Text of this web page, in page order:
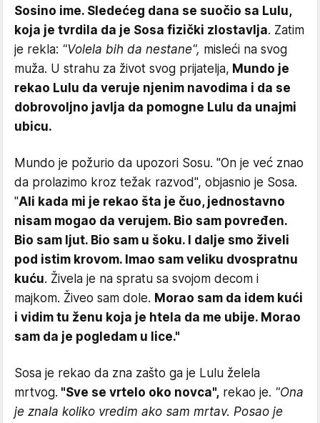
Sosino ime. Sledećeg dana se suočio sa Lulu,
koja je tvrdila da je Sosa fizički zlostavlja. Zatim
je rekla: "Volela bih da nestane", misleći na svog
muža. U strahu za život svog prijatelja, Mundo je
rekao Lulu da veruje njenim navodima i da se
dobrovoljno javlja da pomogne Lulu da unajmi
ubicu.
Mundo je požurio da upozori Sosu. "On je već znao
da prolazimo kroz težak razvod", objasnio je Sosa.
"Ali kada mi je rekao šta je čuo, jednostavno
nisam mogao da verujem. Bio sam povređen.
Bio sam ljut. Bio sam u šoku. I dalje smo živeli
pod istim krovom. Imao sam veliku dvospratnu
kuću. Živela je na spratu sa svojom decom i
majkom. Živeo sam dole. Morao sam da idem kući
i vidim tu ženu koja je htela da me ubije. Morao
sam da je pogledam u lice."
Sosa je rekao da zna zašto ga je Lulu želela
mrtvog. "Sve se vrtelo oko novca", rekao je. "Ona
je znala koliko vredim ako sam mrtav. Posao je